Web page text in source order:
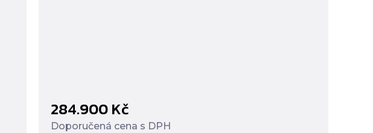
284.900Kč
Doporučená cena s DPH